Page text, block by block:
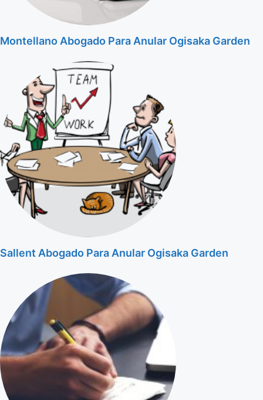
Montellano Abogado Para Anular Ogisaka Garden
Sallent Abogado Para Anular Ogisaka Garden